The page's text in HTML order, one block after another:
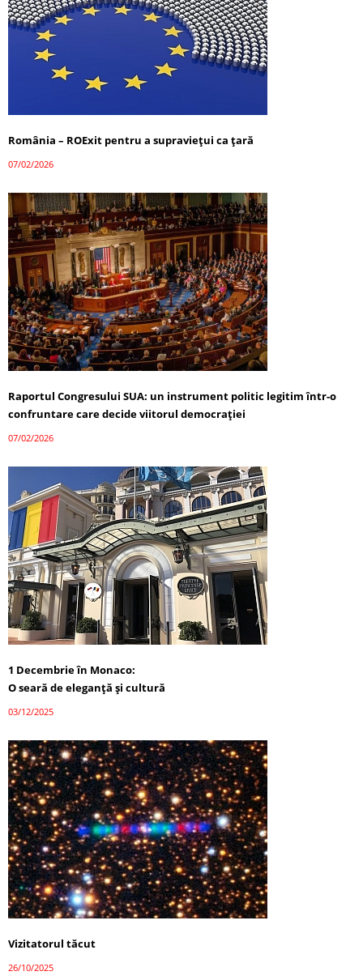
România – ROExit pentru a supraviețui ca țară
07/02/2026
Raportul Congresului SUA: un instrument politic legitim într-o
confruntare care decide viitorul democrației
07/02/2026
1 Decembrie în Monaco:
O seară de eleganță și cultură
03/12/2025
Vizitatorul tăcut
26/10/2025